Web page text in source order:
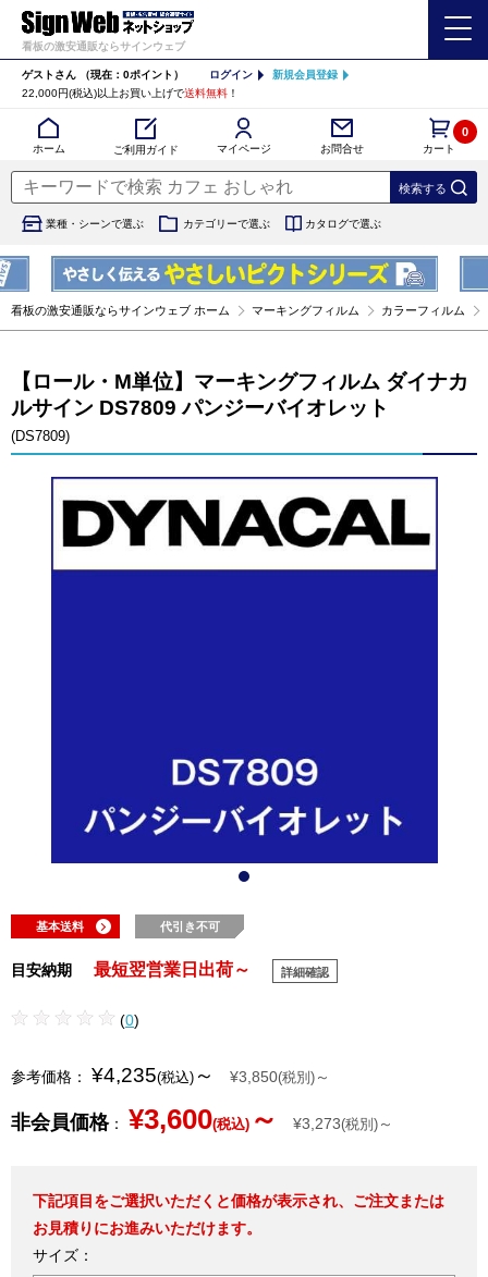
看板の激安通販ならサインウェブ
ゲストさん （現在：0ポイント） ログイン
新規会員登録
22,000円(税込)以上お買い上げで送料無料 ！
ホーム ご利用ガイド マイページ お問合せ カート
0
業種・シーンで選ぶ カテゴリーで選ぶ カタログで選ぶ
看板の激安通販ならサインウェブ ホーム マーキングフィルム カラーフィルム
【ロール・M単位】マーキングフィルム ダイナカ
ルサイン DS7809 パンジーバイオレット
(DS7809)
基本送料 代引き不可
目安納期 最短翌営業日出荷～ 詳細確認
(0)
参考価格： ¥4,235(税込) ～ ¥3,850(税別) ～
非会員価格： ¥3,600(税込) ～ ¥3,273(税別) ～
下記項目をご選択いただくと価格が表示され、ご注文または
お見積りにお進みいただけます。
サイズ：